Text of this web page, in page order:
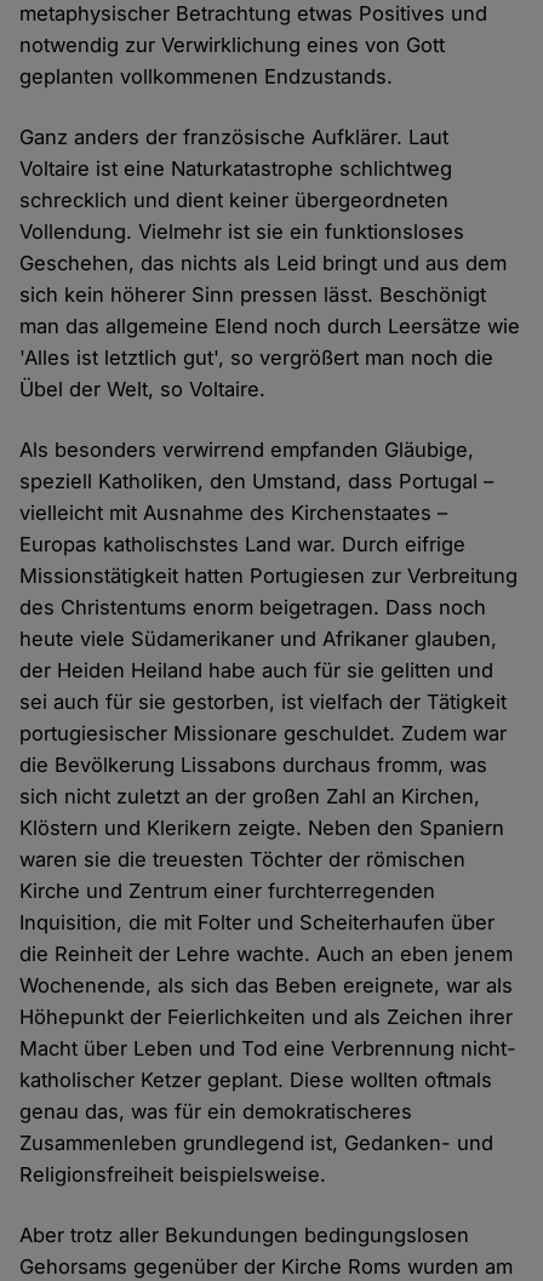
metaphysischer Betrachtung etwas Positives und
notwendig zur Verwirklichung eines von Gott
geplanten vollkommenen Endzustands.
Ganz anders der französische Aufklärer. Laut
Voltaire ist eine Naturkatastrophe schlichtweg
schrecklich und dient keiner übergeordneten
Vollendung. Vielmehr ist sie ein funktionsloses
Geschehen, das nichts als Leid bringt und aus dem
sich kein höherer Sinn pressen lässt. Beschönigt
man das allgemeine Elend noch durch Leersätze wie
'Alles ist letztlich gut', so vergrößert man noch die
Übel der Welt, so Voltaire.
Als besonders verwirrend empfanden Gläubige,
speziell Katholiken, den Umstand, dass Portugal –
vielleicht mit Ausnahme des Kirchenstaates –
Europas katholischstes Land war. Durch eifrige
Missionstätigkeit hatten Portugiesen zur Verbreitung
des Christentums enorm beigetragen. Dass noch
heute viele Südamerikaner und Afrikaner glauben,
der Heiden Heiland habe auch für sie gelitten und
sei auch für sie gestorben, ist vielfach der Tätigkeit
portugiesischer Missionare geschuldet. Zudem war
die Bevölkerung Lissabons durchaus fromm, was
sich nicht zuletzt an der großen Zahl an Kirchen,
Klöstern und Klerikern zeigte. Neben den Spaniern
waren sie die treuesten Töchter der römischen
Kirche und Zentrum einer furchterregenden
Inquisition, die mit Folter und Scheiterhaufen über
die Reinheit der Lehre wachte. Auch an eben jenem
Wochenende, als sich das Beben ereignete, war als
Höhepunkt der Feierlichkeiten und als Zeichen ihrer
Macht über Leben und Tod eine Verbrennung nicht-
katholischer Ketzer geplant. Diese wollten oftmals
genau das, was für ein demokratischeres
Zusammenleben grundlegend ist, Gedanken- und
Religionsfreiheit beispielsweise.
Aber trotz aller Bekundungen bedingungslosen
Gehorsams gegenüber der Kirche Roms wurden am